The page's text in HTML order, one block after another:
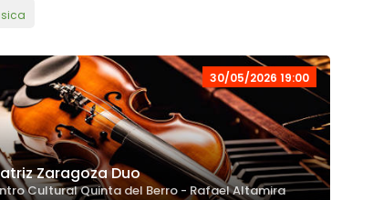
30/05/2026 19:00
Zaragoza Duo
Cultural Quinta del Berro - Rafael Altamira